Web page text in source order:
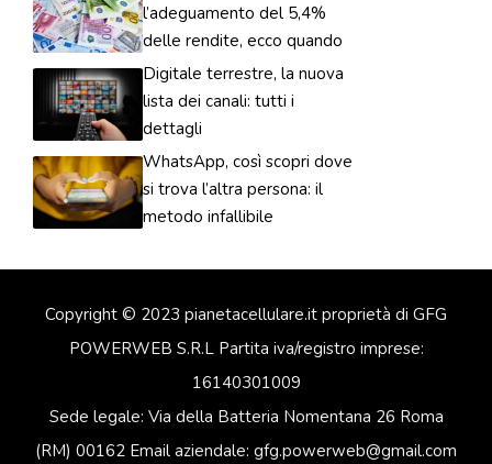
l’adeguamento del 5,4%
delle rendite, ecco quando
Digitale terrestre, la nuova
lista dei canali: tutti i
dettagli
WhatsApp, così scopri dove
si trova l’altra persona: il
metodo infallibile
Copyright © 2023 pianetacellulare.it proprietà di GFG
POWERWEB S.R.L Partita iva/registro imprese:
16140301009
Sede legale: Via della Batteria Nomentana 26 Roma
(RM) 00162 Email aziendale: gfg.powerweb@gmail.com